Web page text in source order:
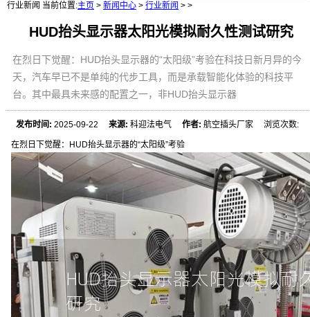
行业新闻 当前位置:主页 > 新闻中心 > 行业新闻 > >
HUD抬头显示器太阳光模拟耐久性测试研究
在烈日下觉醒：HUD抬头显示器的“太阳级”考验在科技日新月异的今
天，汽车早已不是单纯的代步工具，而是承载智能化体验的科技平
台。其中最具未来感的配置之一，非HUD抬头显示器
发布时间: 2025-09-22来源: 科迎法电气作者: 航空插头厂家 浏览次数:
在烈日下觉醒：HUD抬头显示器的“太阳级”考验